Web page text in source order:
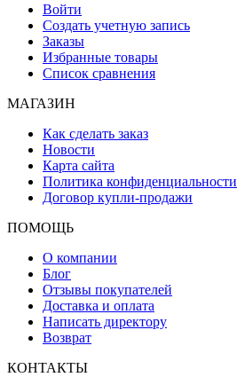
Войти
Создать учетную запись
Заказы
Избранные товары
Список сравнения
МАГАЗИН
Как сделать заказ
Новости
Карта сайта
Политика конфиденциальности
Договор купли-продажи
ПОМОЩЬ
О компании
Блог
Отзывы покупателей
Доставка и оплата
Написать директору
Возврат
КОНТАКТЫ